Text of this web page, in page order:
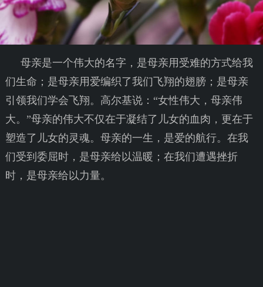
母亲是一个伟大的名字，是母亲用受难的方式给我
们生命；是母亲用爱编织了我们飞翔的翅膀；是母亲
引领我们学会飞翔。高尔基说：“女性伟大，母亲伟
大。”母亲的伟大不仅在于凝结了儿女的血肉，更在于
塑造了儿女的灵魂。母亲的一生，是爱的航行。在我
们受到委屈时，是母亲给以温暖；在我们遭遇挫折
时，是母亲给以力量。